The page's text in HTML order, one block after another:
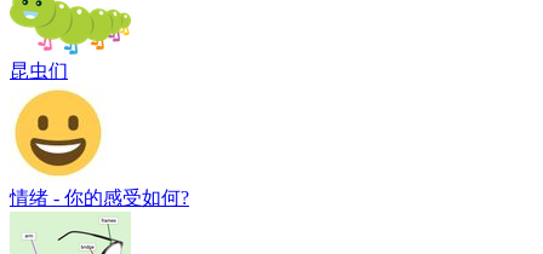
昆虫们
情绪 - 你的感受如何?